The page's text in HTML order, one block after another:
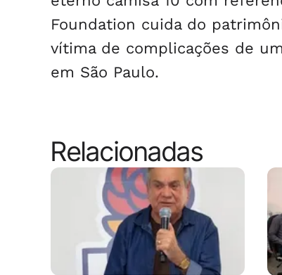
Foundation cuida do
vítima de complicações de
em São Paulo.
Relacionadas